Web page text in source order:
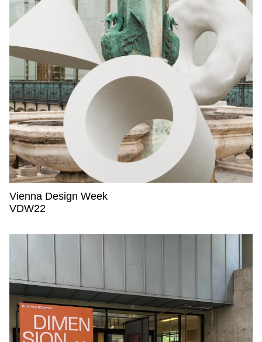
Vienna Design Week
Vienna Design Week,
VDW22